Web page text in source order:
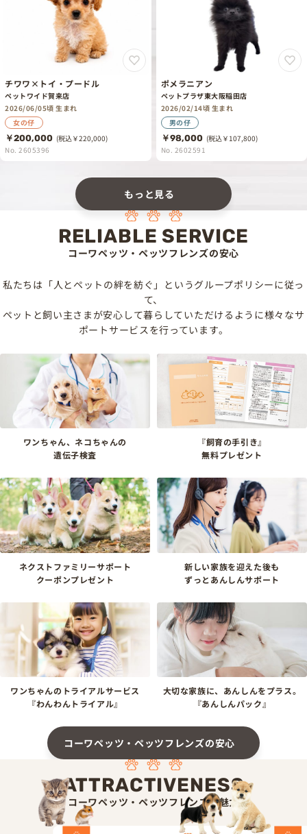
チワワ×トイ・プードル
ペットワイド賀来店
2026/06/05頃 生まれ
女の仔
￥200,000 (税込￥220,000)
No. 2605396
ポメラニアン
ペットプラザ東大阪稲田店
2026/02/14頃 生まれ
男の仔
￥98,000 (税込￥107,800)
No. 2602591
もっと見る
RELIABLE SERVICE
コーワペッツ・ペッツフレンズの安心
私たちは「人とペットの絆を紡ぐ」というグループポリシーに従っ
て、
ペットと飼い主さまが安心して暮らしていただけるように様々なサ
ポートサービスを行っています。
ワンちゃん、ネコちゃんの
遺伝子検査
『飼育の手引き』
無料プレゼント
ネクストファミリーサポート
クーポンプレゼント
新しい家族を迎えた後も
ずっとあんしんサポート
ワンちゃんのトライアルサービス
『わんわんトライアル』
大切な家族に、あんしんをプラス。
『あんしんパック』
コーワペッツ・ペッツフレンズの安心
ATTRACTIVENESS
コーワペッツ・ペッツフレンズの魅力